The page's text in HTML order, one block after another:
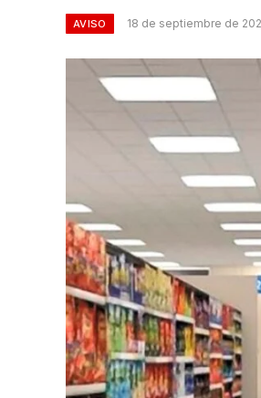
AVISO 18 de septiembre de